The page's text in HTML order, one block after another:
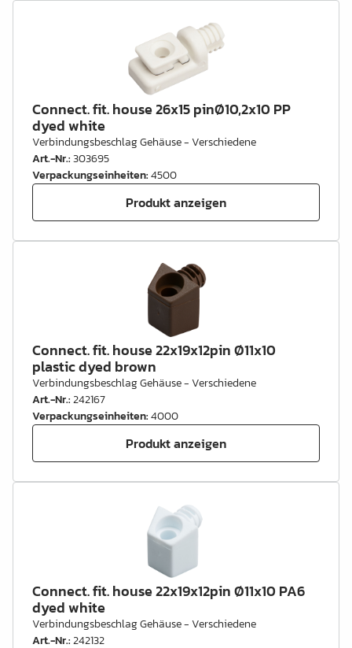
Connect. fit. house 26x15 pinØ10,2x10 PP
dyed white
Verbindungsbeschlag Gehäuse - Verschiedene
Art.-Nr.:303695
Verpackungseinheiten:4500
Produkt anzeigen
Connect. fit. house 22x19x12pin Ø11x10
plastic dyed brown
Verbindungsbeschlag Gehäuse - Verschiedene
Art.-Nr.:242167
Verpackungseinheiten:4000
Produkt anzeigen
Connect. fit. house 22x19x12pin Ø11x10 PA6
dyed white
Verbindungsbeschlag Gehäuse - Verschiedene
Art.-Nr.:242132